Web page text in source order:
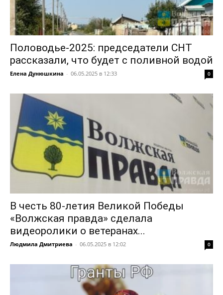
Половодье-2025: председатели СНТ
рассказали, что будет с поливной водой
Елена Дунюшкина - 06.05.2025 в 12:33 0
В честь 80-летия Великой Победы
«Волжская правда» сделала
видеоролики о ветеранах...
Людмила Дмитриева - 06.05.2025 в 12:02 0